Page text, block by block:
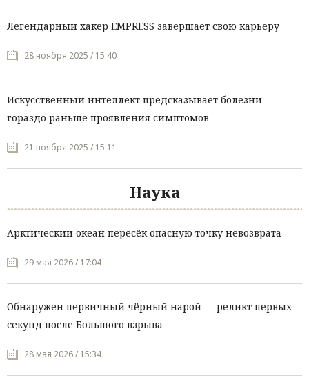
Легендарный хакер EMPRESS завершает свою карьеру
28 ноября 2025 / 15:40
Искусственный интеллект предсказывает болезни
гораздо раньше проявления симптомов
21 ноября 2025 / 15:11
Наука
Арктический океан пересёк опасную точку невозврата
29 мая 2026 / 17:04
Обнаружен первичный чёрный нарой — реликт первых
секунд после Большого взрыва
28 мая 2026 / 15:34